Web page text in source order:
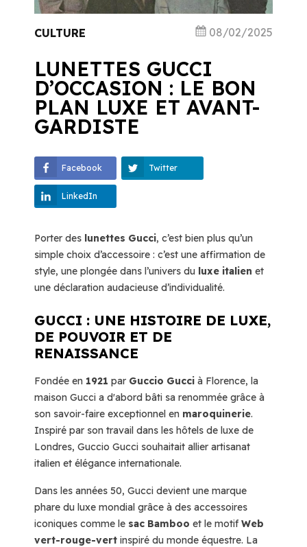
LUNETTES GUCCI
D’OCCASION : LE BON
PLAN LUXE ET AVANT-
GARDISTE
CULTURE 08/02/2025
Facebook Twitter
LinkedIn
Porter des lunettes Gucci, c’est bien plus qu’un
simple choix d’accessoire : c’est une affirmation de
style, une plongée dans l’univers du luxe italien et
une déclaration audacieuse d’individualité.
GUCCI : UNE HISTOIRE DE LUXE,
DE POUVOIR ET DE
RENAISSANCE
Fondée en 1921 par Guccio Gucci à Florence, la
maison Gucci a d'abord bâti sa renommée grâce à
son savoir-faire exceptionnel en maroquinerie.
Inspiré par son travail dans les hôtels de luxe de
Londres, Guccio Gucci souhaitait allier artisanat
italien et élégance internationale.
Dans les années 50, Gucci devient une marque
phare du luxe mondial grâce à des accessoires
iconiques comme le sac Bamboo et le motifWeb
vert-rouge-vert inspiré du monde équestre. La